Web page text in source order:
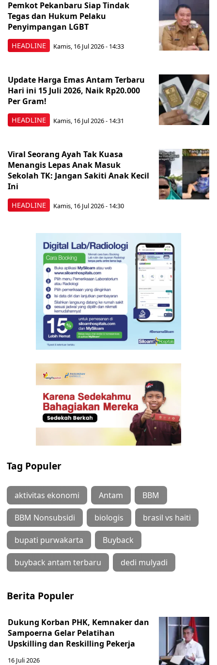
HEADLINE
Pemkot Pekanbaru Siap Tindak
Tegas dan Hukum Pelaku
Penyimpangan LGBT
Kamis, 16 Jul 2026 - 14:33
HEADLINE
Update Harga Emas Antam Terbaru
Hari ini 15 Juli 2026, Naik Rp20.000
Per Gram!
Kamis, 16 Jul 2026 - 14:31
HEADLINE
Viral Seorang Ayah Tak Kuasa
Menangis Lepas Anak Masuk
Sekolah TK: Jangan Sakiti Anak Kecil
Ini
Kamis, 16 Jul 2026 - 14:30
Tag Populer
aktivitas ekonomi Antam BBM
BBM Nonsubsidi biologis brasil vs haiti
bupati purwakarta Buyback
buyback antam terbaru dedi mulyadi
Berita Populer
Dukung Korban PHK, Kemnaker dan
Sampoerna Gelar Pelatihan
Upskilling dan Reskilling Pekerja
16 Juli 2026